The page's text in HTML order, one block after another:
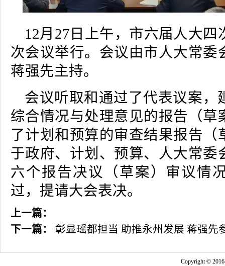
12月27日上午，市六届人大四
次会议举行。会议由市人大常委
蒋强先主持。
会议听取和通过了代表议案，
综合情况与处理意见的报告（草
了计划和预算的审查结果报告（
于政府、计划、预算、人大常委
六个报告决议（草案）审议情
过，提请大会表决。
上一篇：
下一篇：
彰显瑶都担当 助推永州发展 蒋强先
Copyright ©